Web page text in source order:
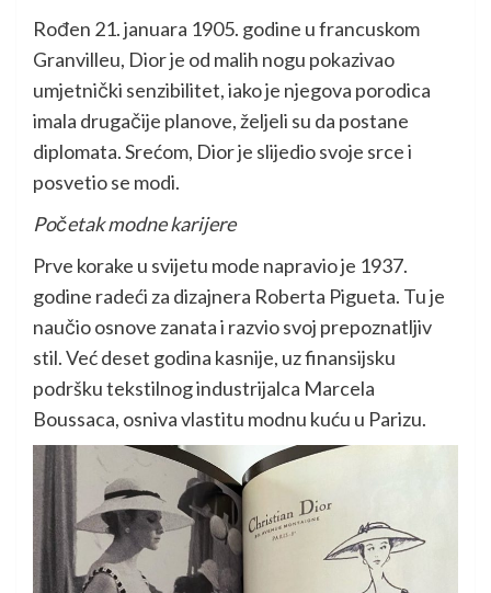
Rođen 21. januara 1905. godine u francuskom
Granvilleu, Dior je od malih nogu pokazivao
umjetnički senzibilitet, iako je njegova porodica
imala drugačije planove, željeli su da postane
diplomata. Srećom, Dior je slijedio svoje srce i
posvetio se modi.
Početak modne karijere
Prve korake u svijetu mode napravio je 1937.
godine radeći za dizajnera Roberta Pigueta. Tu je
naučio osnove zanata i razvio svoj prepoznatljiv
stil. Već deset godina kasnije, uz finansijsku
podršku tekstilnog industrijalca Marcela
Boussaca, osniva vlastitu modnu kuću u Parizu.